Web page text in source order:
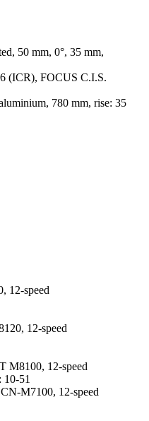
50 mm, 0°, 35 mm,
(ICR), FOCUS C.I.S.
780 mm, rise: 35
12-speed
12-speed
M8100, 12-speed
10-51
M7100, 12-speed